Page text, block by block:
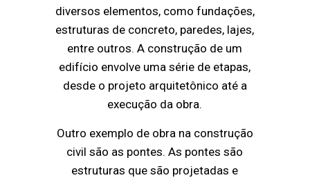
diversos elementos, como fundações,
estruturas de concreto, paredes, lajes,
entre outros. A construção de um
edifício envolve uma série de etapas,
desde o projeto arquitetônico até a
execução da obra.
Outro exemplo de obra na construção
civil são as pontes. As pontes são
estruturas que são projetadas e